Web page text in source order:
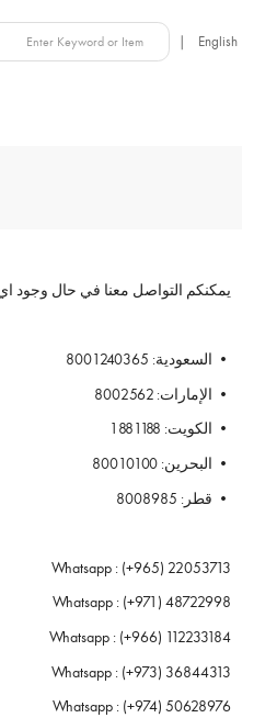
عُمان
يمكنكم التواصل معنا في حال وجود
• السعودية: 8001240365
• الإمارات: 8002562
• الكويت: 1881188
• البحرين: 80010100
• قطر: 8008985
Whatsapp : (+965) 22053713
Whatsapp : (+971) 48722998
Whatsapp : (+966) 112233184
Whatsapp : (+973) 36844313
Whatsapp : (+974) 50628976